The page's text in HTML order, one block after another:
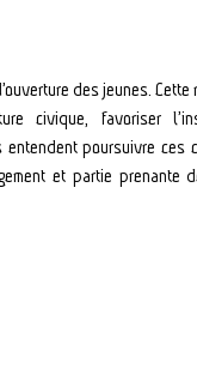
des jeunes. Cette
civique, favoriser
entendent poursuivre ces
et partie prenante